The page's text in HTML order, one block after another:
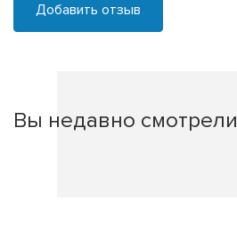
Добавить отзыв
Вы недавно смотрели